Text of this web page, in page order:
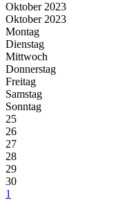
Oktober 2023
Oktober 2023
Montag
Dienstag
Mittwoch
Donnerstag
Freitag
Samstag
Sonntag
25
26
27
28
29
30
1